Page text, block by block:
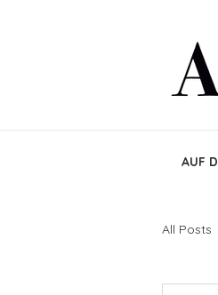
AUF
All Posts